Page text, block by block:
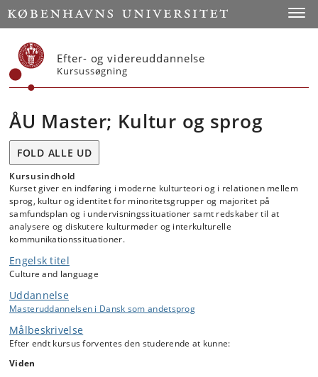
Start
Efter- og videreuddannelse
Kursussøgning
ÅU Master; Kultur og sprog
FOLD ALLE UD
Kursusindhold
Kurset giver en indføring i moderne kulturteori og i relationen mellem
sprog, kultur og identitet for minoritetsgrupper og majoritet på
samfundsplan og i undervisningssituationer samt redskaber til at
analysere og diskutere kulturmøder og interkulturelle
kommunikationssituationer.
Engelsk titel
Culture and language
Uddannelse
Masteruddannelsen i Dansk som andetsprog
Målbeskrivelse
Efter endt kursus forventes den studerende at kunne:
Viden